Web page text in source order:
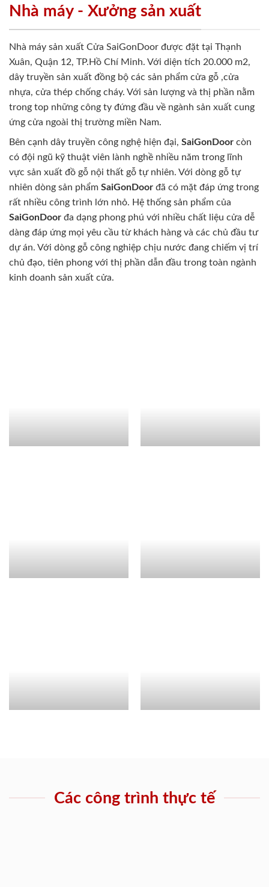
Nhà máy - Xưởng sản xuất
Nhà máy sản xuất Cửa SaiGonDoor được đặt tại Thạnh
Xuân, Quận 12, TP.Hồ Chí Minh. Với diện tích 20.000 m2,
dây truyền sản xuất đồng bộ các sản phẩm cửa gỗ ,cửa
nhựa, cửa thép chống cháy. Với sản lượng và thị phần nằm
trong top những công ty đứng đầu về ngành sản xuất cung
ứng cửa ngoài thị trường miền Nam.
Bên cạnh dây truyền công nghệ hiện đại, SaiGonDoor còn
có đội ngũ kỹ thuật viên lành nghề nhiều năm trong lĩnh
vực sản xuất đồ gỗ nội thất gỗ tự nhiên. Với dòng gỗ tự
nhiên dòng sản phẩm SaiGonDoor đã có mặt đáp ứng trong
rất nhiều công trình lớn nhỏ. Hệ thống sản phẩm của
SaiGonDoor đa dạng phong phú với nhiều chất liệu cửa dễ
dàng đáp ứng mọi yêu cầu từ khách hàng và các chủ đầu tư
dự án. Với dòng gỗ công nghiệp chịu nước đang chiếm vị trí
chủ đạo, tiên phong với thị phần dẫn đầu trong toàn ngành
kinh doanh sản xuất cửa.
Các công trình thực tế